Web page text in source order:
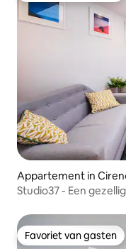
Appartement in
Studio37 - Een
Favoriet van gasten
Favoriet van gasten